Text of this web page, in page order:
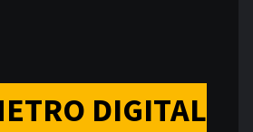
DIGITAL